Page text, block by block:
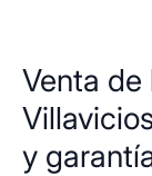
Venta de
y